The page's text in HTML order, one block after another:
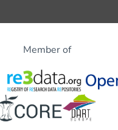
Member of